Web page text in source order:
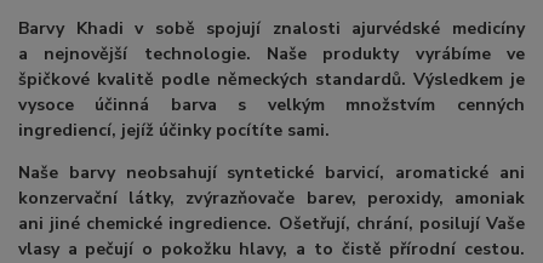
Barvy Khadi v sobě spojují znalosti ajurvédské medicíny
a nejnovější technologie. Naše produkty vyrábíme ve
špičkové kvalitě podle německých standardů. Výsledkem je
vysoce účinná barva s velkým množstvím cenných
ingrediencí, jejíž účinky pocítíte sami.
Naše barvy neobsahují syntetické barvicí, aromatické ani
konzervační látky, zvýrazňovače barev, peroxidy, amoniak
ani jiné chemické ingredience. Ošetřují, chrání, posilují Vaše
vlasy a pečují o pokožku hlavy, a to čistě přírodní cestou.